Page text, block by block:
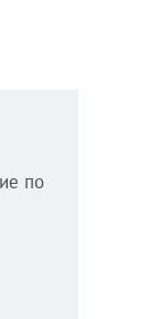
по